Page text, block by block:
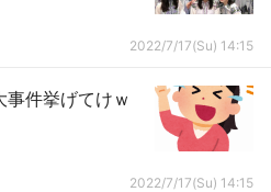
2022/7/17(Su) 14:15
件挙げてけｗ
2022/7/17(Su) 14:15